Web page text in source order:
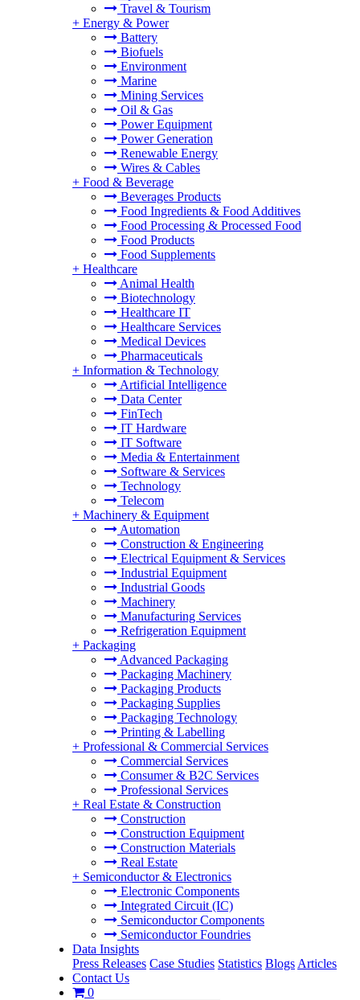
Travel & Tourism
+ Energy & Power
Battery
Biofuels
Environment
Marine
Mining Services
Oil & Gas
Power Equipment
Power Generation
Renewable Energy
Wires & Cables
+ Food & Beverage
Beverages Products
Food Ingredients & Food Additives
Food Processing & Processed Food
Food Products
Food Supplements
+ Healthcare
Animal Health
Biotechnology
Healthcare IT
Healthcare Services
Medical Devices
Pharmaceuticals
+ Information & Technology
Artificial Intelligence
Data Center
FinTech
IT Hardware
IT Software
Media & Entertainment
Software & Services
Technology
Telecom
+ Machinery & Equipment
Automation
Construction & Engineering
Electrical Equipment & Services
Industrial Equipment
Industrial Goods
Machinery
Manufacturing Services
Refrigeration Equipment
+ Packaging
Advanced Packaging
Packaging Machinery
Packaging Products
Packaging Supplies
Packaging Technology
Printing & Labelling
+ Professional & Commercial Services
Commercial Services
Consumer & B2C Services
Professional Services
+ Real Estate & Construction
Construction
Construction Equipment
Construction Materials
Real Estate
+ Semiconductor & Electronics
Electronic Components
Integrated Circuit (IC)
Semiconductor Components
Semiconductor Foundries
Data Insights
Press Releases Case Studies Statistics Blogs Articles
Contact Us
0